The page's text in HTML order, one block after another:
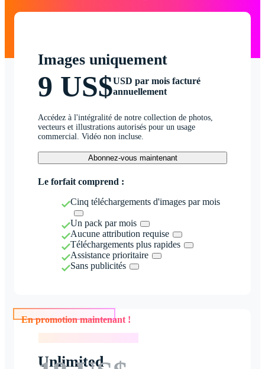
Images uniquement
9 US$USD par mois facturé
annuellement
Accédez à l'intégralité de notre collection de photos,
vecteurs et illustrations autorisés pour un usage
commercial. Vidéo non incluse.
Abonnez-vous maintenant
Le forfait comprend :
Cinq téléchargements d'images par mois
Un pack par mois
Aucune attribution requise
Téléchargements plus rapides
Assistance prioritaire
Sans publicités
En promotion maintenant !
Unlimited